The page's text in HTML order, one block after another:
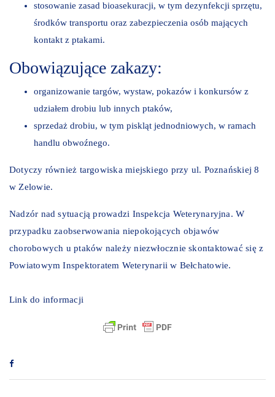
stosowanie zasad bioasekuracji, w tym dezynfekcji sprzętu,
środków transportu oraz zabezpieczenia osób mających
kontakt z ptakami.
Obowiązujące zakazy:
organizowanie targów, wystaw, pokazów i konkursów z
udziałem drobiu lub innych ptaków,
sprzedaż drobiu, w tym piskląt jednodniowych, w ramach
handlu obwoźnego.
Dotyczy również targowiska miejskiego przy ul. Poznańskiej 8
w Zelowie.
Nadzór nad sytuacją prowadzi Inspekcja Weterynaryjna. W
przypadku zaobserwowania niepokojących objawów
chorobowych u ptaków należy niezwłocznie skontaktować się z
Powiatowym Inspektoratem Weterynarii w Bełchatowie.
Link do informacji